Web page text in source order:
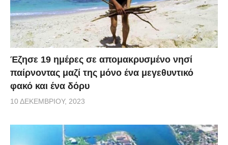
Έζησε 19 ημέρες σε απομακρυσμένο νησί
παίρνοντας μαζί της μόνο ένα μεγεθυντικό
φακό και ένα δόρυ
10 ΔΕΚΕΜΒΡΊΟΥ, 2023